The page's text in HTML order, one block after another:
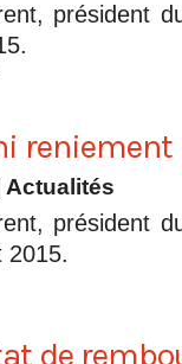
président
Actualités
président
2015.
de